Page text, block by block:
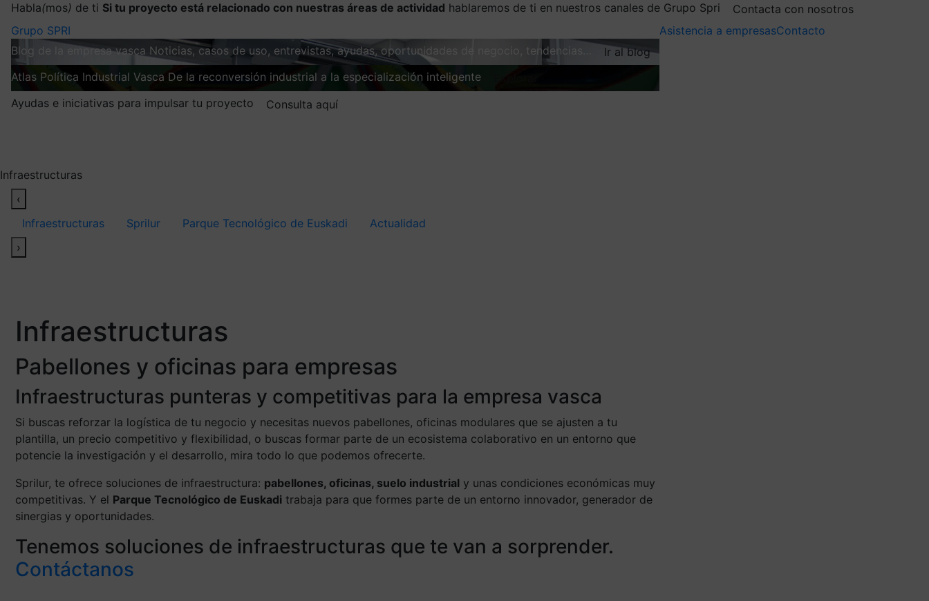
Habla(mos) de ti Si tu proyecto está relacionado con nuestras áreas de actividad hablaremos de ti en nuestros canales de Grupo Spri
Contacta con nosotros
Grupo SPRI
Blog de la empresa vasca Noticias, casos de uso, entrevistas, ayudas, oportunidades de negocio, tendencias…
Ir al blog
Atlas Política Industrial Vasca De la reconversión industrial a la especialización inteligente
Ayudas e iniciativas para impulsar tu proyecto
Consulta aquí
Asistencia a empresasContacto
Infraestructuras
‹
Infraestructuras
Sprilur Parque Tecnológico de Euskadi
Actualidad
›
Infraestructuras
Pabellones y oficinas para empresas
Infraestructuras punteras y competitivas para la empresa vasca
Si buscas reforzar la logística de tu negocio y necesitas nuevos pabellones, oficinas modulares que se ajusten a tu
plantilla, un precio competitivo y flexibilidad, o buscas formar parte de un ecosistema colaborativo en un entorno que
potencie la investigación y el desarrollo, mira todo lo que podemos ofrecerte.
Sprilur, te ofrece soluciones de infraestructura: pabellones, oficinas, suelo industrial y unas condiciones económicas muy
competitivas. Y el Parque Tecnológico de Euskadi trabaja para que formes parte de un entorno innovador, generador de
sinergias y oportunidades.
Tenemos soluciones de infraestructuras que te van a sorprender.
Contáctanos